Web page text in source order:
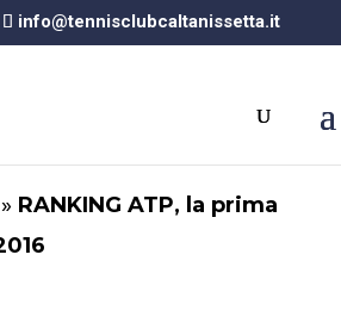
info@tennisclubcaltanissetta.it
» RANKING ATP, la prima